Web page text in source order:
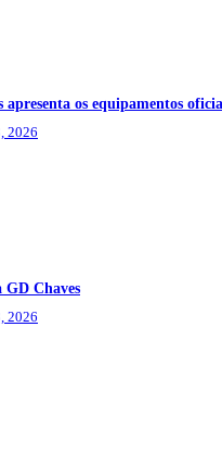
apresenta os equipamentos
2026
GD Chaves
2026